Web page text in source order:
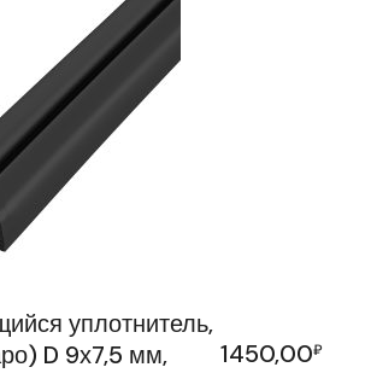
уплотнитель,
D 9х7,5 мм,
1450,00₽